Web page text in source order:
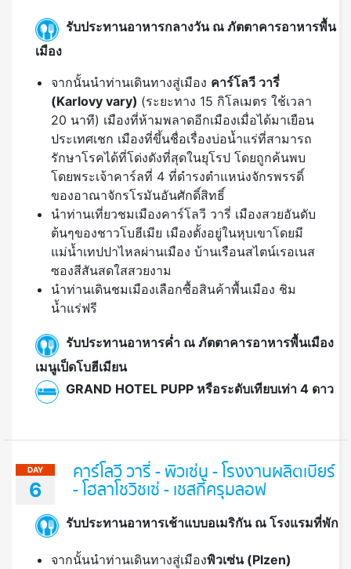
รับประทานอาหารกลางวัน ณ ภัตตาคารอาหารพื้น
เมือง
จากนั้นนำท่านเดินทางสู่เมือง คาร์โลวี วารี่
(Karlovy vary) (ระยะทาง 15 กิโลเมตร ใช้เวลา
20 นาที) เมืองที่ห้ามพลาดอีกเมืองเมื่อได้มาเยือน
ประเทศเชก เมืองที่ขึ้นชื่อเรื่องบ่อน้ำแร่ที่สามารถ
รักษาโรคได้ที่โด่งดังที่สุดในยุโรป โดยถูกค้นพบ
โดยพระเจ้าคาร์ลที่ 4 ที่ดำรงตำแหน่งจักรพรรดิ์
ของอาณาจักรโรมันอันศักดิ์สิทธิ์
นำท่านเที่ยวชมเมืองคาร์โลวี วารี่ เมืองสวยอันดับ
ต้นๆของชาวโบฮีเมีย เมืองตั้งอยู่ในหุบเขาโดยมี
แม่น้ำเทปปาไหลผ่านเมือง บ้านเรือนสไตน์เรอเนส
ซองสีสันสดใสสวยงาม
นำท่านเดินชมเมืองเลือกซื้อสินค้าพื้นเมือง ชิม
น้ำแร่ฟรี
รับประทานอาหารค่ำ ณ ภัตตาคารอาหารพื้นเมือง
เมนูเป็ดโบฮีเมียน
GRAND HOTEL PUPP หรือระดับเทียบเท่า 4 ดาว
DAY
6
คาร์โลวี วารี่ - พิวเซ่น - โรงงานผลิตเบียร์
- โฮลาโชวิชเซ่ - เชสกี้ครุมลอฟ
รับประทานอาหารเช้าแบบอเมริกัน ณ โรงแรมที่พัก
จากนั้นนำท่านเดินทางสู่เมืองพิวเซ่น (Plzen)